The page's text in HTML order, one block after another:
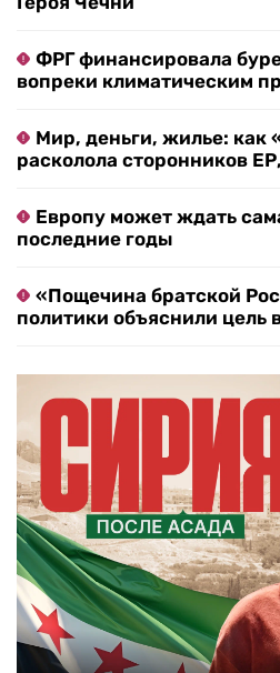
ФРГ финансировала
вопреки климатическим
Мир, деньги, жилье: как
расколола сторонников
Европу может ждать
последние годы
«Пощечина братской
политики объяснили цель